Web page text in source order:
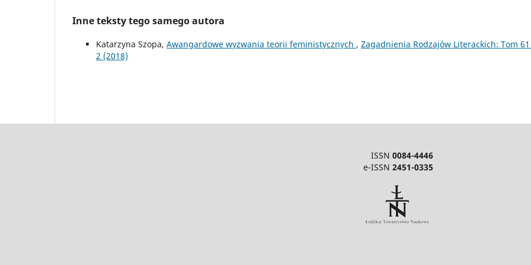
Inne teksty tego samego autora
Katarzyna Szopa, Awangardowe wyzwania teorii feministycznych , Zagadnienia Rodzajów Literackich: Tom
2 (2018)
ISSN 0084-4446
e-ISSN 2451-0335